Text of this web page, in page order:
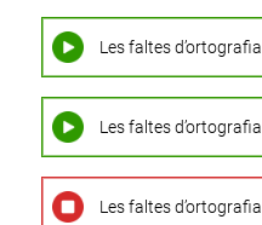
Les faltes d’ortografia
Les faltes d’ortografia
Les faltes d’ortografia